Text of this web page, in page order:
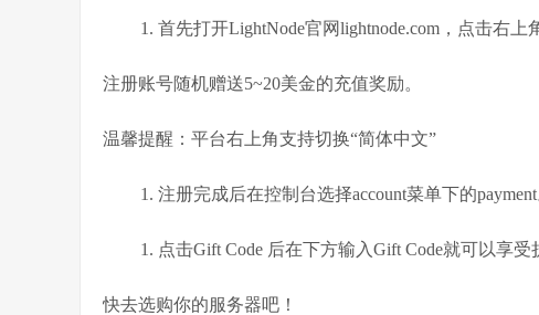
首先打开LightNode官网lightnode.com，点击右上
注册账号随机赠送5~20美金的充值奖励。
温馨提醒：平台右上角支持切换“简体中文”
注册完成后在控制台选择account菜单下的payment
点击Gift Code 后在下方输入Gift Code就可以享受
快去选购你的服务器吧！